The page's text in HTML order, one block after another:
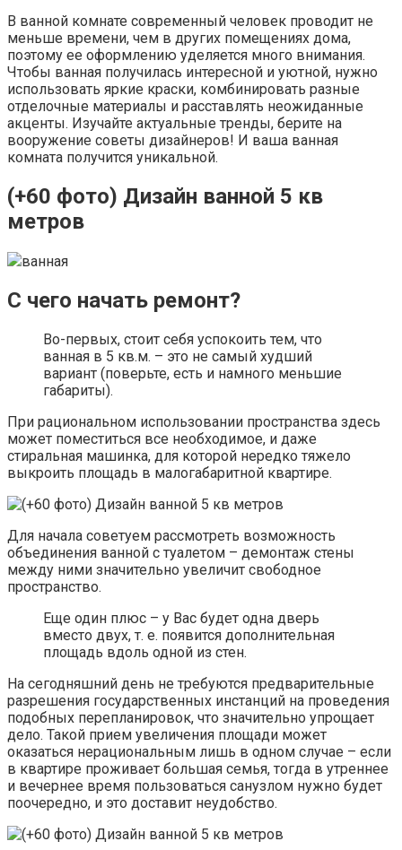
В ванной комнате современный человек проводит не
меньше времени, чем в других помещениях дома,
поэтому ее оформлению уделяется много внимания.
Чтобы ванная получилась интересной и уютной, нужно
использовать яркие краски, комбинировать разные
отделочные материалы и расставлять неожиданные
акценты. Изучайте актуальные тренды, берите на
вооружение советы дизайнеров! И ваша ванная
комната получится уникальной.
(+60 фото) Дизайн ванной 5 кв
метров
ванная
С чего начать ремонт?
Во-первых, стоит себя успокоить тем, что
ванная в 5 кв.м. – это не самый худший
вариант (поверьте, есть и намного меньшие
габариты).
При рациональном использовании пространства здесь
может поместиться все необходимое, и даже
стиральная машинка, для которой нередко тяжело
выкроить площадь в малогабаритной квартире.
Для начала советуем рассмотреть возможность
объединения ванной с туалетом – демонтаж стены
между ними значительно увеличит свободное
пространство.
Еще один плюс – у Вас будет одна дверь
вместо двух, т. е. появится дополнительная
площадь вдоль одной из стен.
На сегодняшний день не требуются предварительные
разрешения государственных инстанций на проведения
подобных перепланировок, что значительно упрощает
дело. Такой прием увеличения площади может
оказаться нерациональным лишь в одном случае – если
в квартире проживает большая семья, тогда в утреннее
и вечернее время пользоваться санузлом нужно будет
поочередно, и это доставит неудобство.